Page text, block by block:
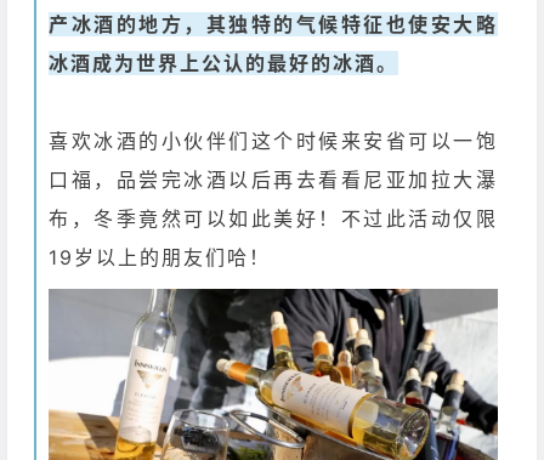
产冰酒的地方，其独特的气候特征也使安大略
冰酒成为世界上公认的最好的冰酒。
喜欢冰酒的小伙伴们这个时候来安省可以一饱
口福，品尝完冰酒以后再去看看尼亚加拉大瀑
布，冬季竟然可以如此美好！不过此活动仅限
19岁以上的朋友们哈！